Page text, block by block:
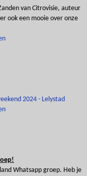
van Citrovisie, auteur
ook een mooie over onze
2024 - Lelystad
Whatsapp groep. Heb je